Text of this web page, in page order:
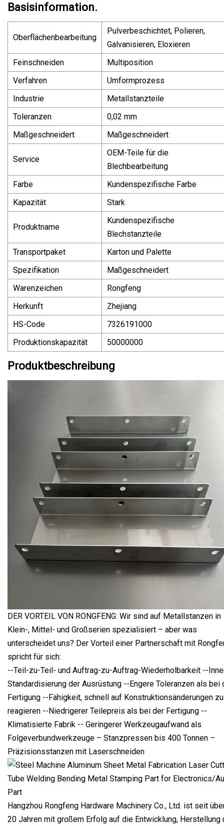
Basisinformation.
Oberflächenbearbeitung
Pulverbeschichtet, Polieren,
Galvanisieren, Eloxieren
Feinschneiden
Multiposition
Verfahren
Umformprozess
Industrie
Metallstanzteile
Toleranzen
0,02 mm
Maßgeschneidert
Maßgeschneidert
Service
OEM-Teile für die
Blechbearbeitung
Farbe
Kundenspezifische Farbe
Kapazität
Stark
Produktname
Kundenspezifische
Blechstanzteile
Transportpaket
Karton und Palette
Spezifikation
Maßgeschneidert
Warenzeichen
Rongfeng
Herkunft
Zhejiang
HS-Code
7326191000
Produktionskapazität
50000000
Produktbeschreibung
DER VORTEIL VON RONGFENG: Wir sind auf Metallstanzen in
Klein-, Mittel- und Großserien spezialisiert – aber was
unterscheidet uns? Der Vorteil einer Partnerschaft mit
spricht für sich:
--Teil-zu-Teil- und Auftrag-zu-Auftrag-Wiederholbarkeit --
Standardisierung der Ausrüstung --Engere Toleranzen als bei
Fertigung --Fähigkeit, schnell auf Konstruktionsänderungen zu
reagieren --Niedrigerer Teilepreis als bei der Fertigung --
Klimatisierte Fabrik -- Geringerer Werkzeugaufwand als
Folgeverbundwerkzeuge – Stanzpressen bis 400 Tonnen –
Präzisionsstanzen mit Laserschneiden
Hangzhou Rongfeng Hardware Machinery Co., Ltd. ist seit
20 Jahren mit großem Erfolg auf die Entwicklung, Herstellung